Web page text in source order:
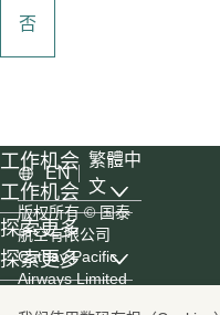
否
工作机会
工作机会
, list with 6 items, 1 of 3
探索更多
探索更多
, list with 4 items, 2 of 3
版权所有© 国泰
航空有限公司
Cathay Pacific
Airways Limited
EN
繁體中
文